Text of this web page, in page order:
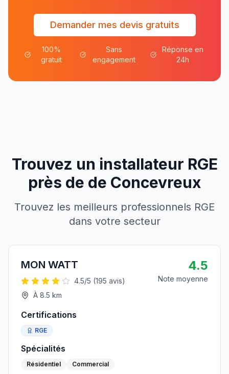
Demander mes devis gratuits
100%
gratuit
Sans
engagement
Réponse en
24h
Trouvez un installateur RGE
près de de Concevreux
Trouvez les meilleurs professionnels RGE
dans votre secteur
MON WATT
4.5/5 (195 avis)
À 8.5 km
4.5
Note moyenne
Certifications
RGE
Spécialités
Résidentiel Commercial